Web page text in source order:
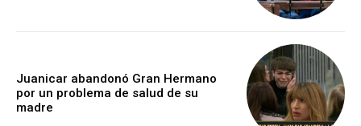
Juanicar abandonó Gran Hermano
por un problema de salud de su
madre